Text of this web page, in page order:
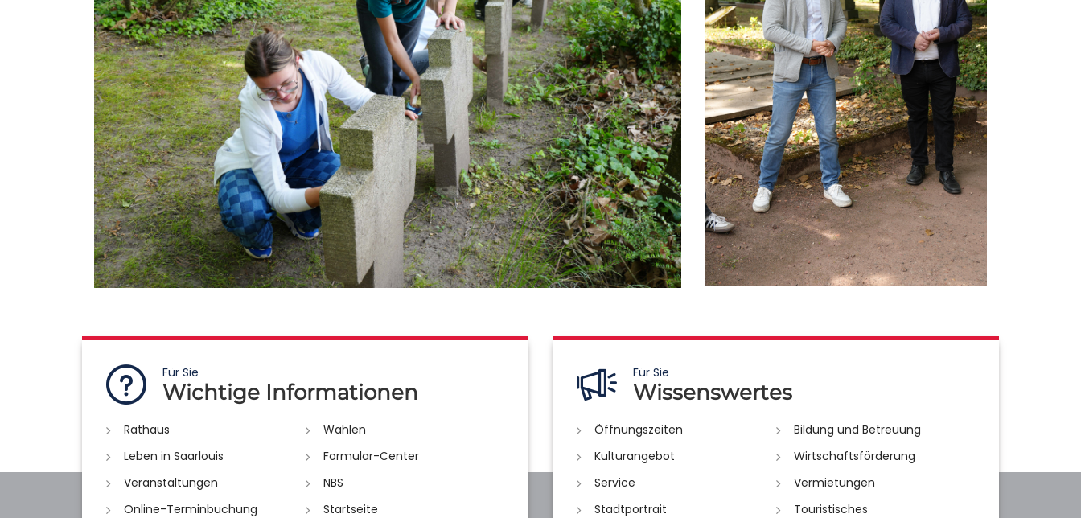
Für Sie
Wichtige Informationen
Rathaus
Wahlen
Leben in Saarlouis
Formular-Center
Veranstaltungen
NBS
Online-Terminbuchung
Startseite
Für Sie
Wissenswertes
Öffnungszeiten
Bildung und Betreuung
Kulturangebot
Wirtschaftsförderung
Service
Vermietungen
Stadtportrait
Touristisches